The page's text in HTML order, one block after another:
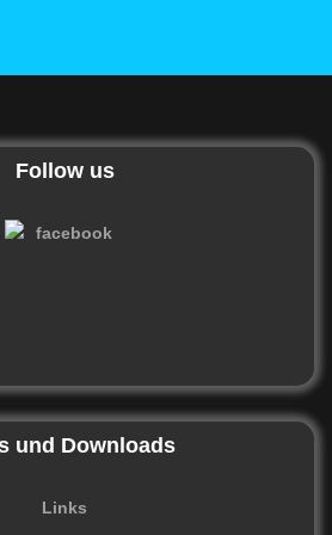
Follow us
und Downloads
Links